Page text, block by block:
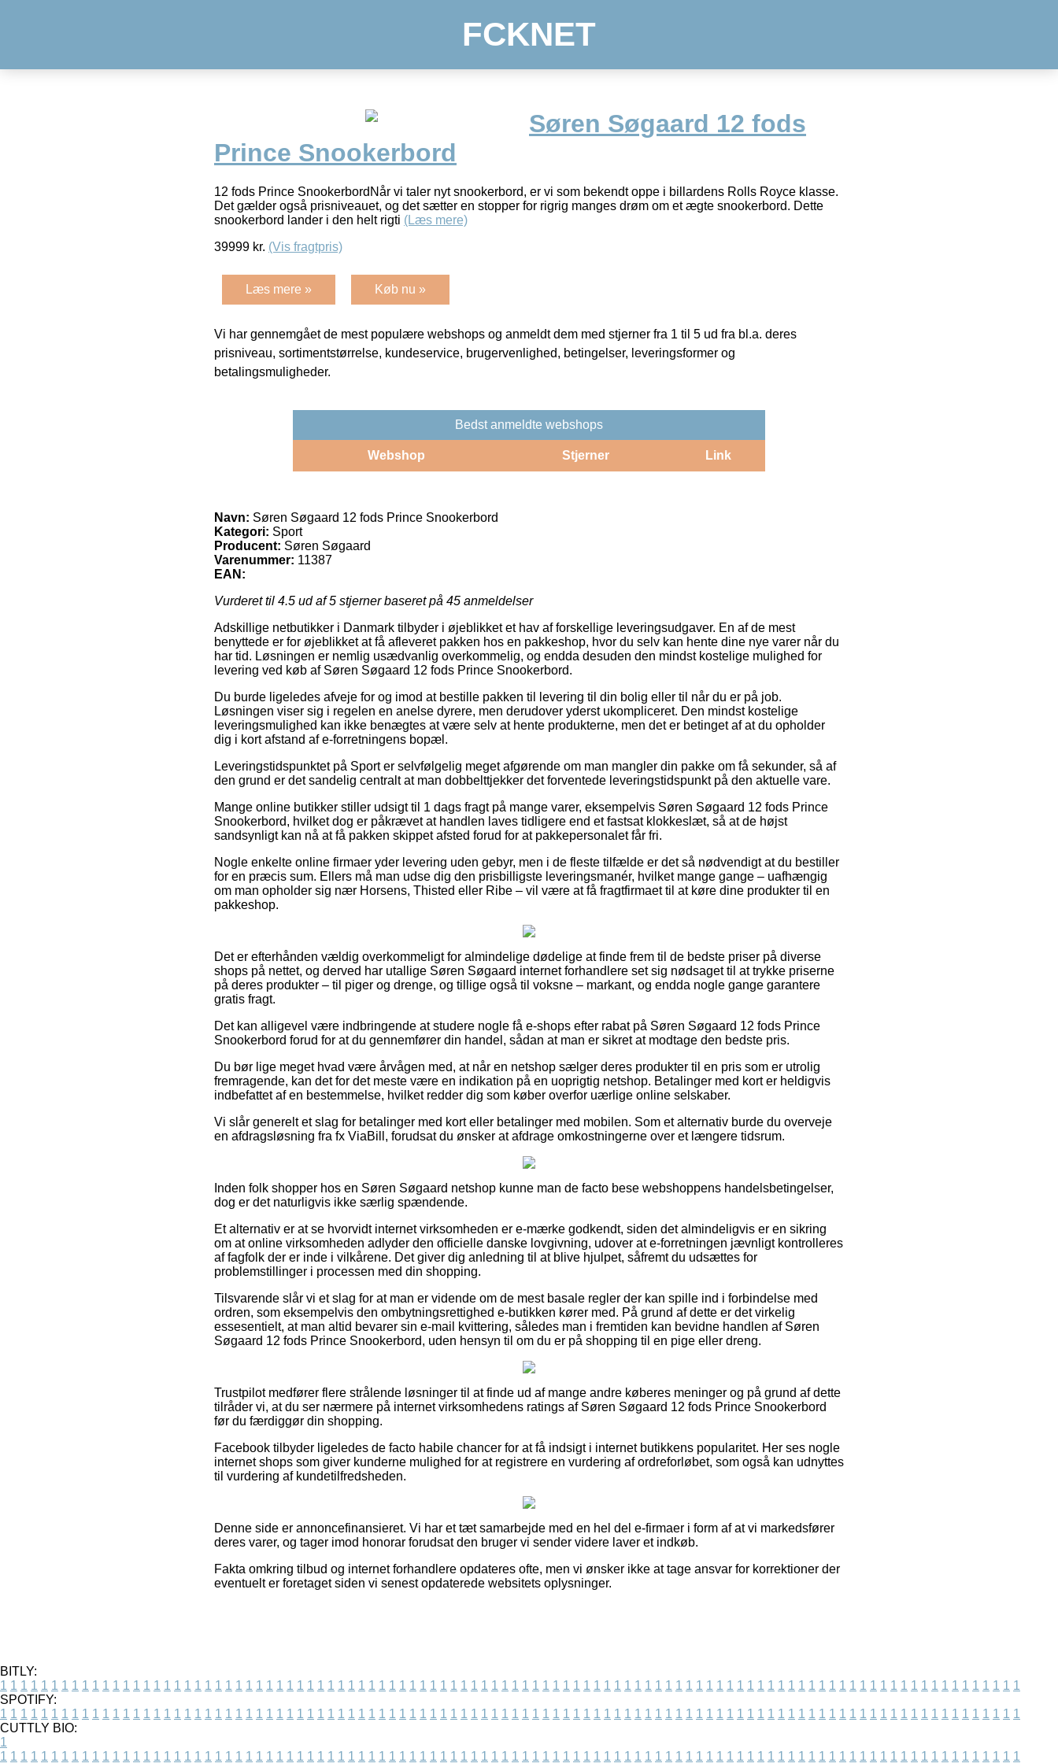
FCKNET
Søren Søgaard 12 fods
Prince Snookerbord
12 fods Prince SnookerbordNår vi taler nyt snookerbord, er vi som bekendt oppe i billardens Rolls Royce klasse.
Det gælder også prisniveauet, og det sætter en stopper for rigrig manges drøm om et ægte snookerbord. Dette
snookerbord lander i den helt rigti (Læs mere)
39999 kr. (Vis fragtpris)
Læs mere » Køb nu »
Vi har gennemgået de mest populære webshops og anmeldt dem med stjerner fra 1 til 5 ud fra bl.a. deres
prisniveau, sortimentstørrelse, kundeservice, brugervenlighed, betingelser, leveringsformer og
betalingsmuligheder.
Bedst anmeldte webshops
Webshop Stjerner Link
Navn: Søren Søgaard 12 fods Prince Snookerbord
Kategori: Sport
Producent: Søren Søgaard
Varenummer: 11387
EAN:
Vurderet til 4.5 ud af 5 stjerner baseret på 45 anmeldelser
Adskillige netbutikker i Danmark tilbyder i øjeblikket et hav af forskellige leveringsudgaver. En af de mest
benyttede er for øjeblikket at få afleveret pakken hos en pakkeshop, hvor du selv kan hente dine nye varer når du
har tid. Løsningen er nemlig usædvanlig overkommelig, og endda desuden den mindst kostelige mulighed for
levering ved køb af Søren Søgaard 12 fods Prince Snookerbord.
Du burde ligeledes afveje for og imod at bestille pakken til levering til din bolig eller til når du er på job.
Løsningen viser sig i regelen en anelse dyrere, men derudover yderst ukompliceret. Den mindst kostelige
leveringsmulighed kan ikke benægtes at være selv at hente produkterne, men det er betinget af at du opholder
dig i kort afstand af e-forretningens bopæl.
Leveringstidspunktet på Sport er selvfølgelig meget afgørende om man mangler din pakke om få sekunder, så af
den grund er det sandelig centralt at man dobbelttjekker det forventede leveringstidspunkt på den aktuelle vare.
Mange online butikker stiller udsigt til 1 dags fragt på mange varer, eksempelvis Søren Søgaard 12 fods Prince
Snookerbord, hvilket dog er påkrævet at handlen laves tidligere end et fastsat klokkeslæt, så at de højst
sandsynligt kan nå at få pakken skippet afsted forud for at pakkepersonalet får fri.
Nogle enkelte online firmaer yder levering uden gebyr, men i de fleste tilfælde er det så nødvendigt at du bestiller
for en præcis sum. Ellers må man udse dig den prisbilligste leveringsmanér, hvilket mange gange – uafhængig
om man opholder sig nær Horsens, Thisted eller Ribe – vil være at få fragtfirmaet til at køre dine produkter til en
pakkeshop.
Det er efterhånden vældig overkommeligt for almindelige dødelige at finde frem til de bedste priser på diverse
shops på nettet, og derved har utallige Søren Søgaard internet forhandlere set sig nødsaget til at trykke priserne
på deres produkter – til piger og drenge, og tillige også til voksne – markant, og endda nogle gange garantere
gratis fragt.
Det kan alligevel være indbringende at studere nogle få e-shops efter rabat på Søren Søgaard 12 fods Prince
Snookerbord forud for at du gennemfører din handel, sådan at man er sikret at modtage den bedste pris.
Du bør lige meget hvad være årvågen med, at når en netshop sælger deres produkter til en pris som er utrolig
fremragende, kan det for det meste være en indikation på en uoprigtig netshop. Betalinger med kort er heldigvis
indbefattet af en bestemmelse, hvilket redder dig som køber overfor uærlige online selskaber.
Vi slår generelt et slag for betalinger med kort eller betalinger med mobilen. Som et alternativ burde du overveje
en afdragsløsning fra fx ViaBill, forudsat du ønsker at afdrage omkostningerne over et længere tidsrum.
Inden folk shopper hos en Søren Søgaard netshop kunne man de facto bese webshoppens handelsbetingelser,
dog er det naturligvis ikke særlig spændende.
Et alternativ er at se hvorvidt internet virksomheden er e-mærke godkendt, siden det almindeligvis er en sikring
om at online virksomheden adlyder den officielle danske lovgivning, udover at e-forretningen jævnligt kontrolleres
af fagfolk der er inde i vilkårene. Det giver dig anledning til at blive hjulpet, såfremt du udsættes for
problemstillinger i processen med din shopping.
Tilsvarende slår vi et slag for at man er vidende om de mest basale regler der kan spille ind i forbindelse med
ordren, som eksempelvis den ombytningsrettighed e-butikken kører med. På grund af dette er det virkelig
essesentielt, at man altid bevarer sin e-mail kvittering, således man i fremtiden kan bevidne handlen af Søren
Søgaard 12 fods Prince Snookerbord, uden hensyn til om du er på shopping til en pige eller dreng.
Trustpilot medfører flere strålende løsninger til at finde ud af mange andre køberes meninger og på grund af dette
tilråder vi, at du ser nærmere på internet virksomhedens ratings af Søren Søgaard 12 fods Prince Snookerbord
før du færdiggør din shopping.
Facebook tilbyder ligeledes de facto habile chancer for at få indsigt i internet butikkens popularitet. Her ses nogle
internet shops som giver kunderne mulighed for at registrere en vurdering af ordreforløbet, som også kan udnyttes
til vurdering af kundetilfredsheden.
Denne side er annoncefinansieret. Vi har et tæt samarbejde med en hel del e-firmaer i form af at vi markedsfører
deres varer, og tager imod honorar forudsat den bruger vi sender videre laver et indkøb.
Fakta omkring tilbud og internet forhandlere opdateres ofte, men vi ønsker ikke at tage ansvar for korrektioner der
eventuelt er foretaget siden vi senest opdaterede websitets oplysninger.
BITLY:
1 1 1 1 1 1 1 1 1 1 1 1 1 1 1 1 1 1 1 1 1 1 1 1 1 1 1 1 1 1 1 1 1 1 1 1 1 1 1 1 1 1 1 1 1 1 1 1 1 1 1 1 1 1 1 1 1 1 1 1 1 1 1 1 1 1 1 1 1 1 1 1 1 1 1 1 1 1 1 1 1 1 1 1 1 1 1 1 1 1 1 1 1 1 1 1 1 1 1 1
SPOTIFY:
1 1 1 1 1 1 1 1 1 1 1 1 1 1 1 1 1 1 1 1 1 1 1 1 1 1 1 1 1 1 1 1 1 1 1 1 1 1 1 1 1 1 1 1 1 1 1 1 1 1 1 1 1 1 1 1 1 1 1 1 1 1 1 1 1 1 1 1 1 1 1 1 1 1 1 1 1 1 1 1 1 1 1 1 1 1 1 1 1 1 1 1 1 1 1 1 1 1 1 1
CUTTLY BIO:
1
1 1 1 1 1 1 1 1 1 1 1 1 1 1 1 1 1 1 1 1 1 1 1 1 1 1 1 1 1 1 1 1 1 1 1 1 1 1 1 1 1 1 1 1 1 1 1 1 1 1 1 1 1 1 1 1 1 1 1 1 1 1 1 1 1 1 1 1 1 1 1 1 1 1 1 1 1 1 1 1 1 1 1 1 1 1 1 1 1 1 1 1 1 1 1 1 1 1 1 1